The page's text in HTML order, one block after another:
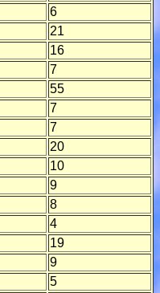
6
21
16
7
55
7
7
20
10
9
8
4
19
9
5